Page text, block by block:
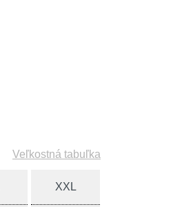
Veľkostná tabuľka
XXL